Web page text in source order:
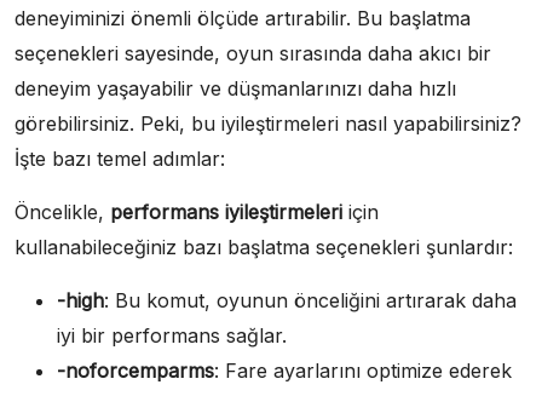
deneyiminizi önemli ölçüde artırabilir. Bu başlatma
seçenekleri sayesinde, oyun sırasında daha akıcı bir
deneyim yaşayabilir ve düşmanlarınızı daha hızlı
görebilirsiniz. Peki, bu iyileştirmeleri nasıl yapabilirsiniz?
İşte bazı temel adımlar:
Öncelikle, performans iyileştirmeleri için
kullanabileceğiniz bazı başlatma seçenekleri şunlardır:
-high: Bu komut, oyunun önceliğini artırarak daha
iyi bir performans sağlar.
-noforcemparms: Fare ayarlarını optimize ederek